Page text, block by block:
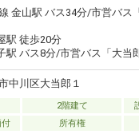
金山駅 バス34分/市営バス
駅 徒歩20分
駅 バス8分/市営バス「大当
中川区大当郎１
2階建て
所有権